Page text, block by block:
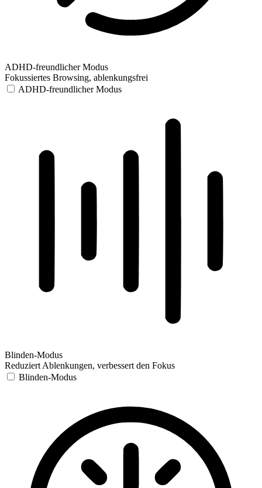
ADHD-freundlicher Modus
Fokussiertes Browsing, ablenkungsfrei
ADHD-freundlicher Modus
Blinden-Modus
Reduziert Ablenkungen, verbessert den Fokus
Blinden-Modus